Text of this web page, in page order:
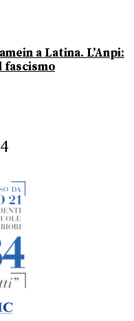
a Latina. L’Anpi:
fascismo